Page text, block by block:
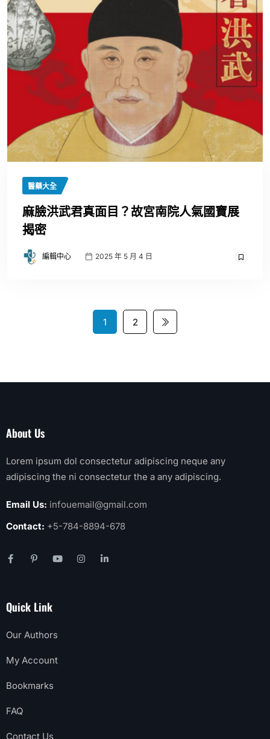
醫藥大全
麻臉洪武君真面目？故宮南院人氣國寶展
揭密
編輯中心 2025 年 5 月 4 日
1 2
About Us
Lorem ipsum dol consectetur adipiscing neque any
adipiscing the ni consectetur the a any adipiscing.
Email Us: infouemail@gmail.com
Contact: +5-784-8894-678
Quick Link
Our Authors
My Account
Bookmarks
FAQ
Contact Us